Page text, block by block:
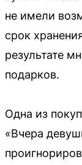
не имели
срок
результате
подарков.
Одна из
«Вчера